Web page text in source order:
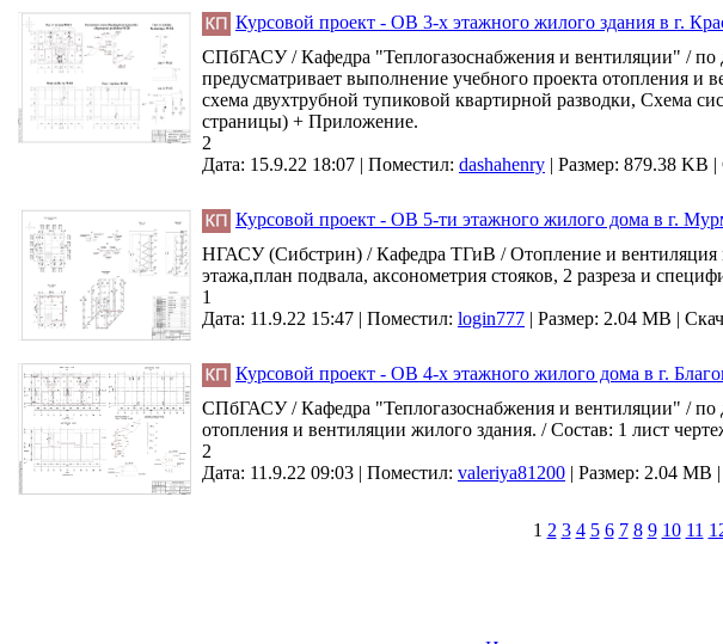
Курсовой проект - ОВ 3-х этажного жилого здания в г.
СПбГАСУ / Кафедра "Теплогазоснабжения и вентиляции" /
предусматривает выполнение учебного проекта отопления и
схема двухтрубной тупиковой квартирной разводки, Схема
страницы) + Приложение.
2
Дата: 15.9.22 18:07 | Поместил: dashahenry | Размер: 879.38 KB |
Курсовой проект - ОВ 5-ти этажного жилого дома в г.
НГАСУ (Сибстрин) / Кафедра ТГиВ / Отопление и вентиляция
этажа,план подвала, аксонометрия стояков, 2 разреза и
1
Дата: 11.9.22 15:47 | Поместил: login777 | Размер: 2.04 MB |
Курсовой проект - ОВ 4-х этажного жилого дома в г.
СПбГАСУ / Кафедра "Теплогазоснабжения и вентиляции"
отопления и вентиляции жилого здания. / Состав: 1 лист
2
Дата: 11.9.22 09:03 | Поместил: valeriya81200 | Размер: 2.04 MB |
1 2 3 4 5 6 7 8 9 10 11